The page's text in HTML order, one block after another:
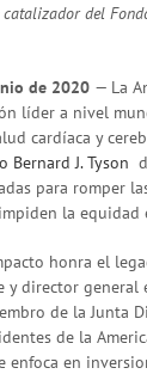
del
de 2020 — La
líder a nivel
cardíaca y
Bernard J. Tyson
para romper
la
honra el
y director general
de la Junta
de la
enfoca en